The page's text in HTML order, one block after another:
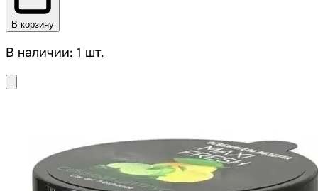
В корзину
В наличии: 1 шт.